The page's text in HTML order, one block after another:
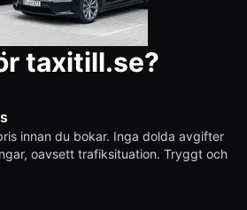
taxitill.se?
innan du bokar. Inga dolda avgifter
oavsett trafiksituation. Tryggt och